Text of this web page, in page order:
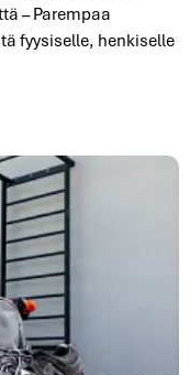
– Parempaa
fyysiselle, henkiselle